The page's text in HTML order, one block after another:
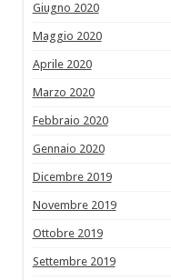
Giugno 2020
Maggio 2020
Aprile 2020
Marzo 2020
Febbraio 2020
Gennaio 2020
Dicembre 2019
Novembre 2019
Ottobre 2019
Settembre 2019